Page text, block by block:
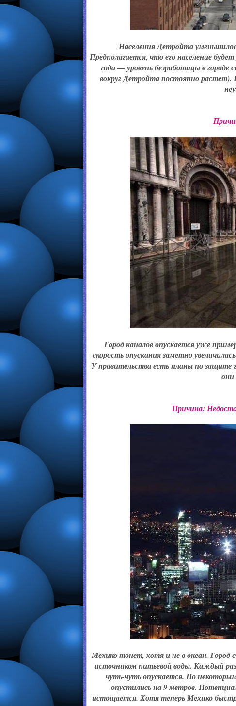
Населения Детройта
Предполагается, что его население
года — уровень безработицы в городе
вокруг Детройта постоянно
Город каналов опускается уже
скорость опускания заметно
У правительства есть планы по защите
они
Причина:
Мехико тонет, хотя и не в океан.
источником питьевой воды. Каждый
чуть-чуть опускается. По
опустились на 9 метров.
истощается. Хотя теперь Мехико